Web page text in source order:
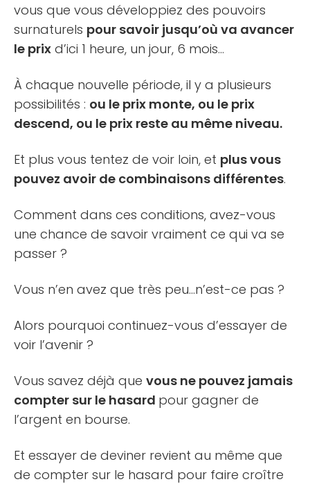
vous que vous développiez des pouvoirs
surnaturels pour savoir jusqu’où va avancer
le prix d’ici 1 heure, un jour, 6 mois…
À chaque nouvelle période, il y a plusieurs
possibilités : ou le prix monte, ou le prix
descend, ou le prix reste au même niveau.
Et plus vous tentez de voir loin, et plus vous
pouvez avoir de combinaisons différentes.
Comment dans ces conditions, avez-vous
une chance de savoir vraiment ce qui va se
passer ?
Vous n’en avez que très peu…n’est-ce pas ?
Alors pourquoi continuez-vous d’essayer de
voir l’avenir ?
Vous savez déjà que vous ne pouvez jamais
compter sur le hasard pour gagner de
l’argent en bourse.
Et essayer de deviner revient au même que
de compter sur le hasard pour faire croître